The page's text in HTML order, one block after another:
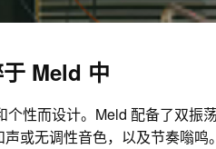
Meld 中
性而设计。Meld 配备了双振
或无调性音色，以及节奏嗡鸣。